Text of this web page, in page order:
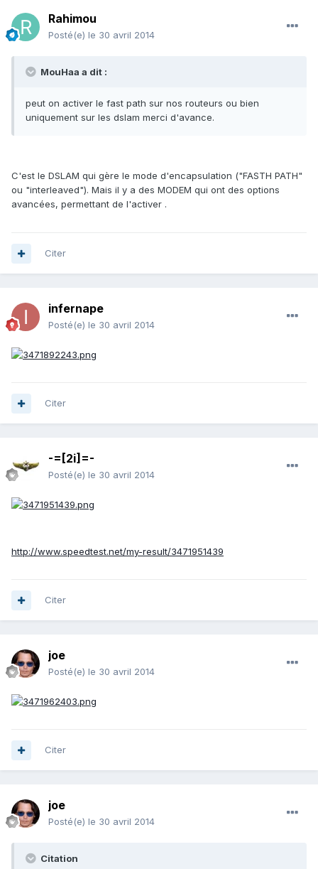
Rahimou
Posté(e) le 30 avril 2014
MouHaa a dit :
peut on activer le fast path sur nos routeurs ou bien
uniquement sur les dslam merci d'avance.
C'est le DSLAM qui gère le mode d'encapsulation ("FASTH PATH"
ou "interleaved"). Mais il y a des MODEM qui ont des options
avancées, permettant de l'activer .
Citer
infernape
Posté(e) le 30 avril 2014
Citer
-=[2i]=-
Posté(e) le 30 avril 2014
http://www.speedtest.net/my-result/3471951439
Citer
joe
Posté(e) le 30 avril 2014
Citer
joe
Posté(e) le 30 avril 2014
Citation